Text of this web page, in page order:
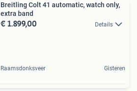
Breitling Colt 41 automatic, watch only,
extra band
€ 1.899,00 Details
Raamsdonksveer Gisteren